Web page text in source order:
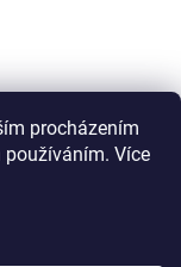
procházením
používáním. Více